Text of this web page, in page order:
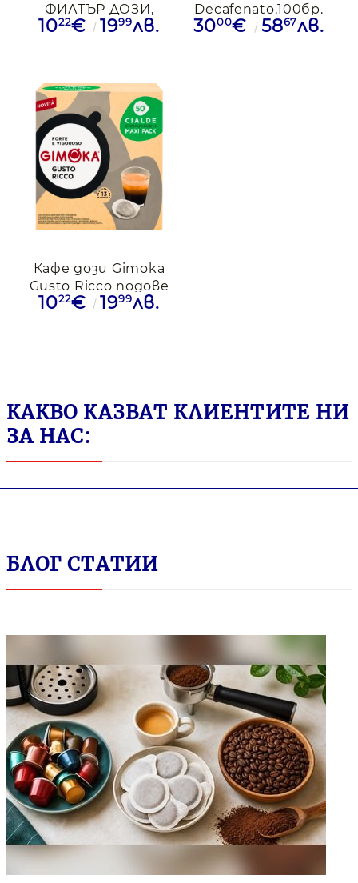
ФИЛТЪР ДОЗИ,
БЕЗКОЕИН, 50бр.
1022€ 1999лв.
Decafenato,100бр.
3000€ 5867лв.
Кафе дози Gimoka
Gusto Ricco подове
ESE, 50 дози
1022€ 1999лв.
КАКВО КАЗВАТ КЛИЕНТИТЕ НИ
ЗА НАС:
БЛОГ СТАТИИ